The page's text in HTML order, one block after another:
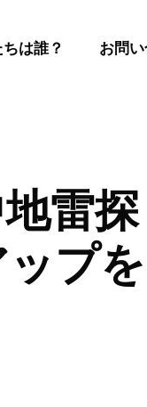
は誰？ お問
雷探
プを